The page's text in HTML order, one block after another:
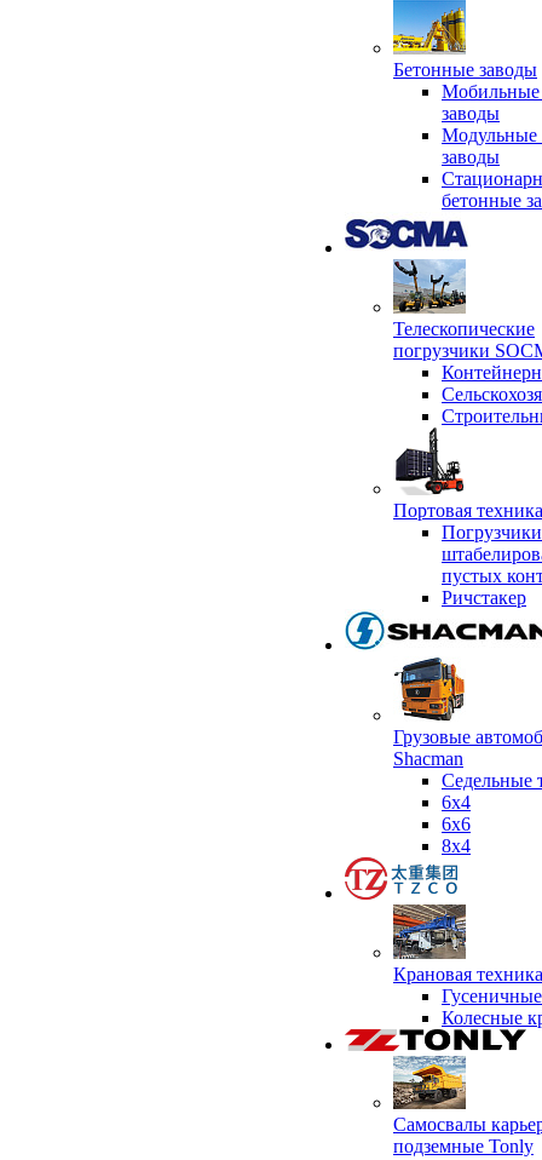
Бетонные заводы
Мобильные
заводы
Модульные
заводы
бетонные
Телескопические
погрузчики
Портовая
пустых
Ричстакер
Грузовые
Shacman
Седельные
6х4
6x6
8x4
Крановая
Колесные
Самосвалы
подземные Tonly